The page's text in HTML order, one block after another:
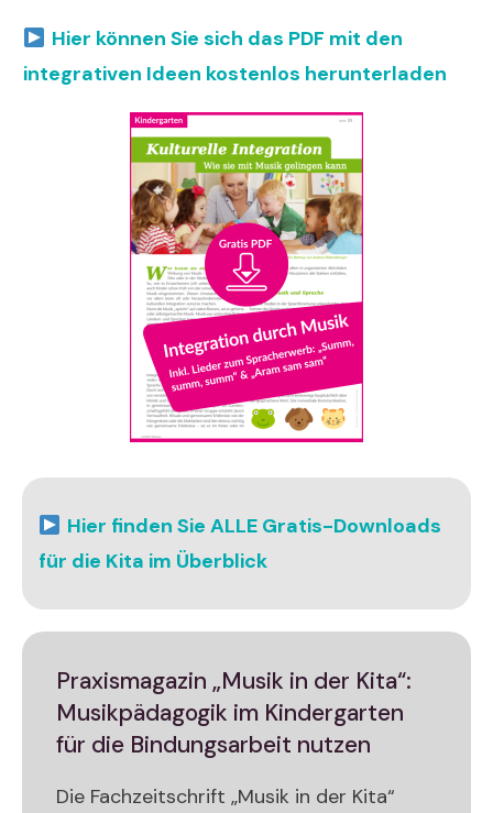
Hier können Sie sich das PDF mit den
integrativen Ideen kostenlos herunterladen
Hier finden Sie ALLE Gratis-Downloads
für die Kita im Überblick
Praxismagazin „Musik in der Kita“:
Musikpädagogik im Kindergarten
für die Bindungsarbeit nutzen
Die Fachzeitschrift „Musik in der Kita“